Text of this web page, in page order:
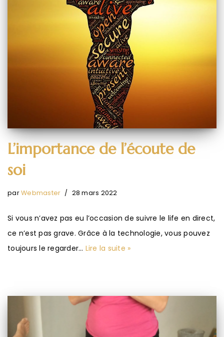
L’importance de l’écoute de
soi
parWebmaster 28 mars 2022
Si vous n’avez pas eu l’occasion de suivre le life en direct,
ce n’est pas grave. Grâce à la technologie, vous pouvez
toujours le regarder… Lire la suite »